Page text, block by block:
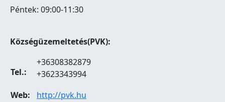
Péntek: 09:00-11:30
Községüzemeltetés(PVK):
Tel.:
+36308382879
+3623343994
Web:
http://pvk.hu